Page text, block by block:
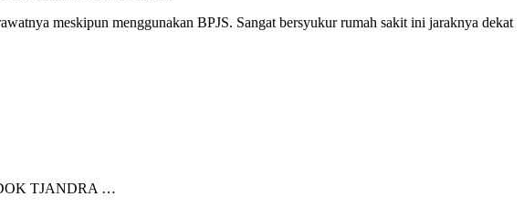
meskipun menggunakan BPJS. Sangat bersyukur rumah sakit ini jaraknya dekat
TJANDRA …